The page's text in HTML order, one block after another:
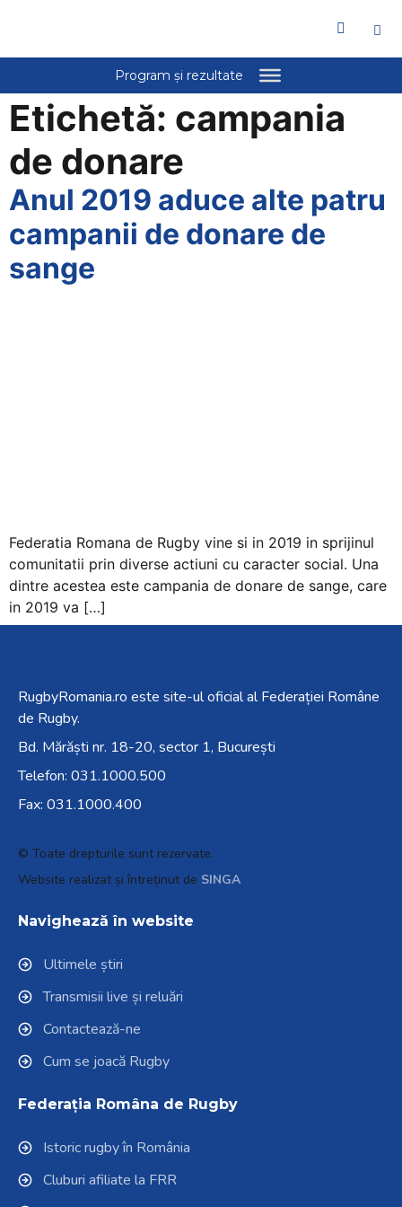
Etichetă: campania
de donare
Anul 2019 aduce alte patru
campanii de donare de
sange
Federatia Romana de Rugby vine si in 2019 in sprijinul
comunitatii prin diverse actiuni cu caracter social. Una
dintre acestea este campania de donare de sange, care
in 2019 va […]
RugbyRomania.ro este site-ul oficial al Federației Române
de Rugby.
Bd. Mărăști nr. 18-20, sector 1, București
Telefon: 031.1000.500
Fax: 031.1000.400
© Toate drepturile sunt rezervate.
Website realizat și întreținut de SINGA
Navighează în website
Ultimele știri
Transmisii live și reluări
Contactează-ne
Cum se joacă Rugby
Federația Româna de Rugby
Istoric rugby în România
Cluburi afiliate la FRR